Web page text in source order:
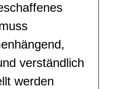
verständlich
werden